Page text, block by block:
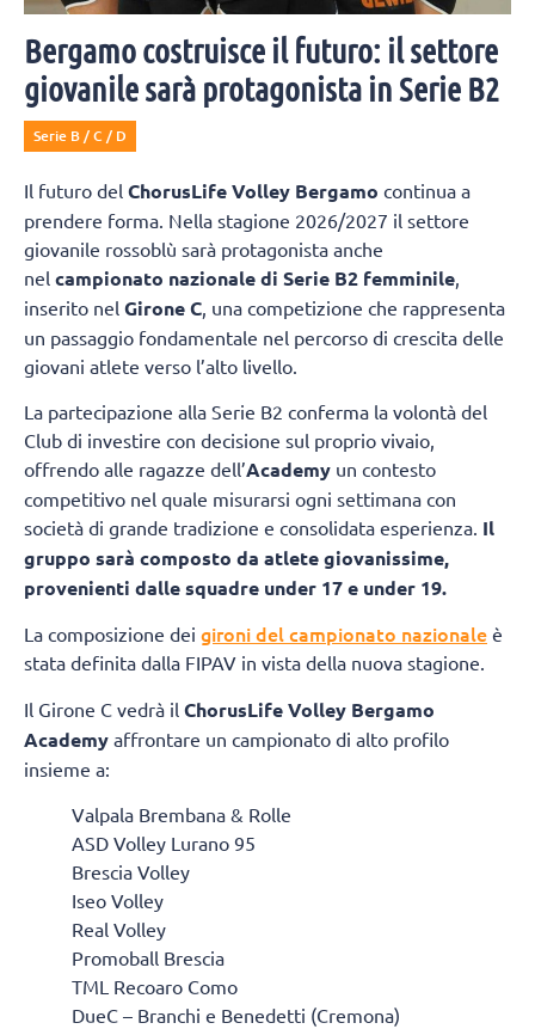
Bergamo costruisce il futuro: il settore
giovanile sarà protagonista in Serie B2
Serie B / C / D
Il futuro del ChorusLife Volley Bergamo continua a
prendere forma. Nella stagione 2026/2027 il settore
giovanile rossoblù sarà protagonista anche
nel campionato nazionale di Serie B2 femminile
inserito nel Girone C , una competizione che rappresenta
un passaggio fondamentale nel percorso di crescita delle
giovani atlete verso l’alto livello.
La partecipazione alla Serie B2 conferma la volontà del
Club di investire con decisione sul proprio vivaio,
offrendo alle ragazze dell’Academy un contesto
competitivo nel quale misurarsi ogni settimana con
società di grande tradizione e consolidata esperienza. Il
gruppo sarà composto da atlete giovanissime,
provenienti dalle squadre under 17 e under 19.
La composizione dei gironi del campionato nazionale è
stata definita dalla FIPAV in vista della nuova stagione.
Il Girone C vedrà il ChorusLife Volley Bergamo
Academy affrontare un campionato di alto profilo
insieme a:
Valpala Brembana & Rolle
ASD Volley Lurano 95
Brescia Volley
Iseo Volley
Real Volley
Promoball Brescia
TML Recoaro Como
DueC – Branchi e Benedetti (Cremona)